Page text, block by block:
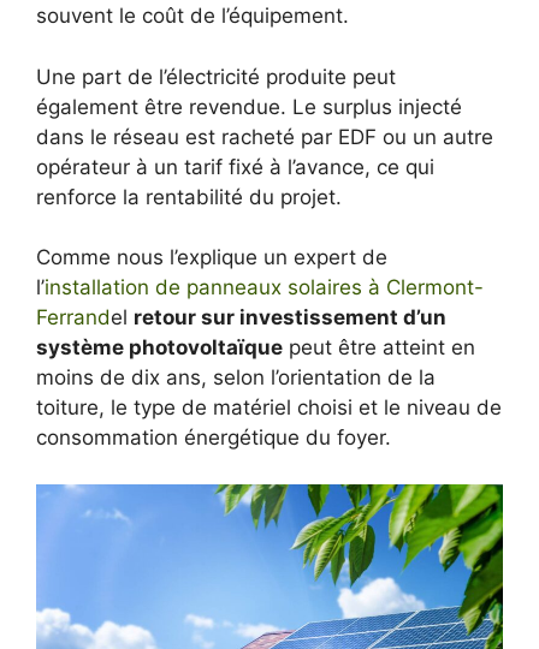
souvent le coût de l’équipement.
Une part de l’électricité produite peut
également être revendue. Le surplus injecté
dans le réseau est racheté par EDF ou un autre
opérateur à un tarif fixé à l’avance, ce qui
renforce la rentabilité du projet.
Comme nous l’explique un expert de
l’installation de panneaux solaires à Clermont-
Ferrandel retour sur investissement d’un
système photovoltaïque peut être atteint en
moins de dix ans, selon l’orientation de la
toiture, le type de matériel choisi et le niveau de
consommation énergétique du foyer.